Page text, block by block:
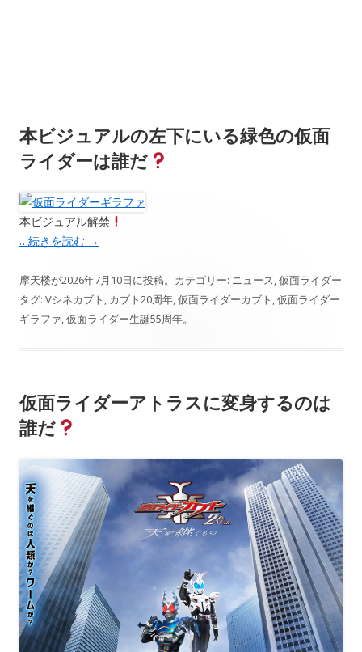
本ビジュアルの左下にいる緑色の仮面
ライダーは誰だ
本ビジュアル解禁
…続きを読む →
摩天楼が2026年7月10日に投稿。カテゴリー: ニュース,仮面ライダー
タグ: Vシネカブト , カブト20周年,仮面ライダーカブト ,仮面ライダー
ギラファ,仮面ライダー生誕55周年。
仮面ライダーアトラスに変身するのは
誰だ